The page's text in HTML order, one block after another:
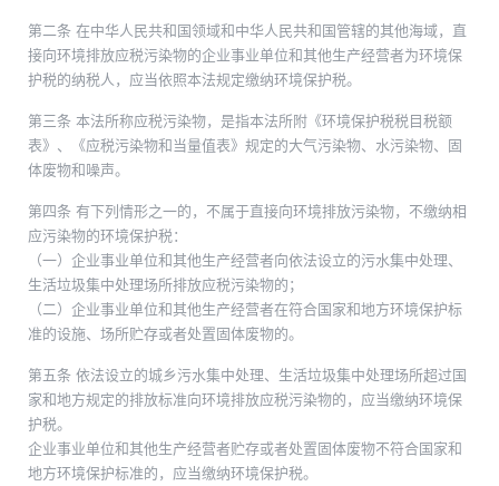
第二条 在中华人民共和国领域和中华人民共和国管辖的其他海域，直
接向环境排放应税污染物的企业事业单位和其他生产经营者为环境保
护税的纳税人，应当依照本法规定缴纳环境保护税。
第三条 本法所称应税污染物，是指本法所附《环境保护税税目税额
表》、《应税污染物和当量值表》规定的大气污染物、水污染物、固
体废物和噪声。
第四条 有下列情形之一的，不属于直接向环境排放污染物，不缴纳相
应污染物的环境保护税：
（一）企业事业单位和其他生产经营者向依法设立的污水集中处理、
生活垃圾集中处理场所排放应税污染物的；
（二）企业事业单位和其他生产经营者在符合国家和地方环境保护标
准的设施、场所贮存或者处置固体废物的。
第五条 依法设立的城乡污水集中处理、生活垃圾集中处理场所超过国
家和地方规定的排放标准向环境排放应税污染物的，应当缴纳环境保
护税。
企业事业单位和其他生产经营者贮存或者处置固体废物不符合国家和
地方环境保护标准的，应当缴纳环境保护税。